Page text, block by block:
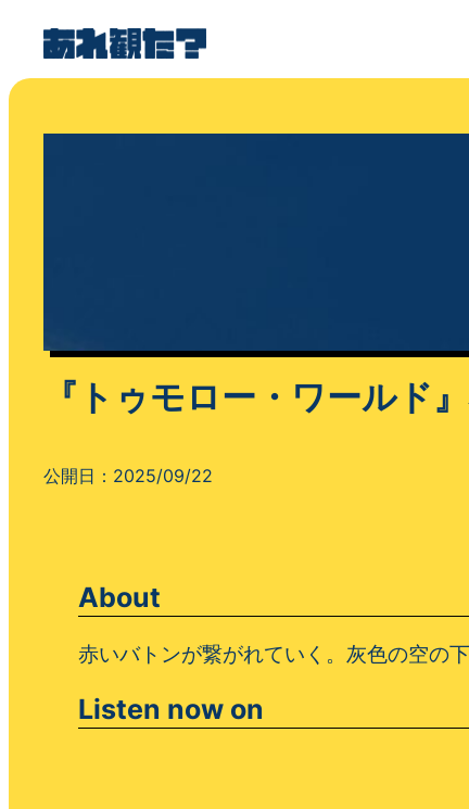
『トゥモロー・ワールド
公開日： 2025/09/22
About
赤いバトンが繋がれていく。灰色の空の
Listen now on